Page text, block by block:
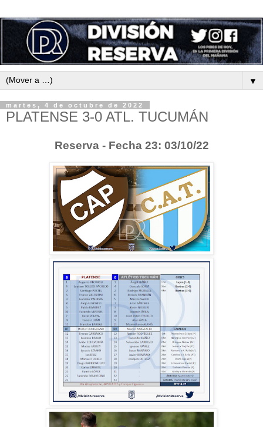
▼
martes, 4 de octubre de 2022
PLATENSE 3-0 ATL. TUCUMÁN
Reserva - Fecha 23: 03/10/22